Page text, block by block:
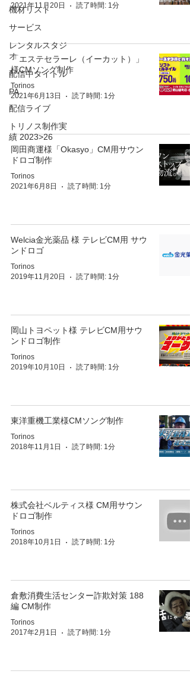
機材リスト
サービス
レンタルスタジ
オ
配信中タイトル
PA
配信ライブ
トリノス制作実
績 2023>26
2021年11月20日
読了時間: 1分
「エステセラーレ（イーカット）」
様CMソング制作
Torinos
2021年6月13日
読了時間: 1分
岡田商運様「Okasyo」CM用サウン
ドロゴ制作
Torinos
2021年6月8日
読了時間: 1分
Welcia金光薬品 様 テレビCM用 サウ
ンドロゴ
Torinos
2019年11月20日
読了時間: 1分
岡山トヨペット様 テレビCM用サウ
ンドロゴ制作
Torinos
2019年10月10日
読了時間: 1分
東洋重機工業様CMソング制作
Torinos
2018年11月1日
読了時間: 1分
株式会社ベルティス様 CM用サウン
ドロゴ制作
Torinos
2018年10月1日
読了時間: 1分
倉敷消費生活センター詐欺対策 188
編 CM制作
Torinos
2017年2月1日
読了時間: 1分